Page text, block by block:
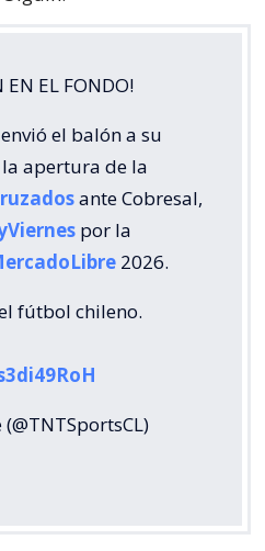
EL FONDO!
el balón a su
apertura de la
ante Cobresal,
por la
2026.
fútbol chileno.